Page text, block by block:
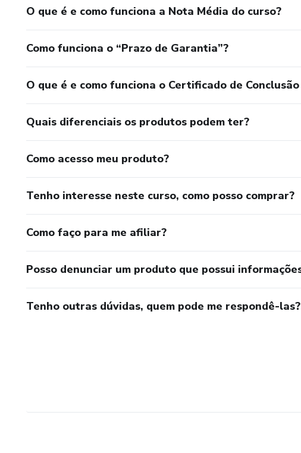
O que é e como funciona a Nota Média do curso?
Como funciona o “Prazo de Garantia”?
O que é e como funciona o Certificado de
Quais diferenciais os produtos podem ter?
Como acesso meu produto?
Tenho interesse neste curso, como posso comprar?
Como faço para me afiliar?
Posso denunciar um produto que possui
Tenho outras dúvidas, quem pode me respondê-las?